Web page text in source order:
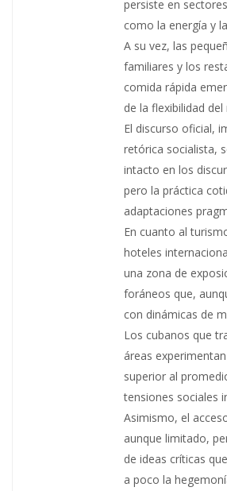
persiste en
como la energía y
A su vez, las
familiares y los
comida rápida
de la flexibilidad
El discurso oficial,
retórica socialista,
intacto en los
pero la práctica
adaptaciones
En cuanto al
hoteles
una zona de
foráneos que,
con dinámicas de
Los cubanos que
áreas
superior al
tensiones sociales
Asimismo, el
aunque limitado,
de ideas críticas
a poco la